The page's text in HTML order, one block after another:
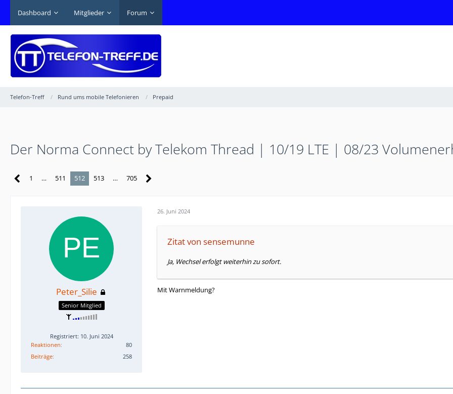
Dashboard Mitglieder Forum
Telefon-Treff Rund ums mobile Telefonieren Prepaid
Der Norma Connect by Telekom Thread | 10/19 LTE | 08/23
1 … 511 512 513 … 705
Peter_Silie
Senior Mitglied
Registriert: 10. Juni 2024
Reaktionen
80
Beiträge
258
26. Juni 2024
Zitat von sensemunne
Ja, Wechsel erfolgt weiterhin zu sofort.
Mit Warnmeldung?